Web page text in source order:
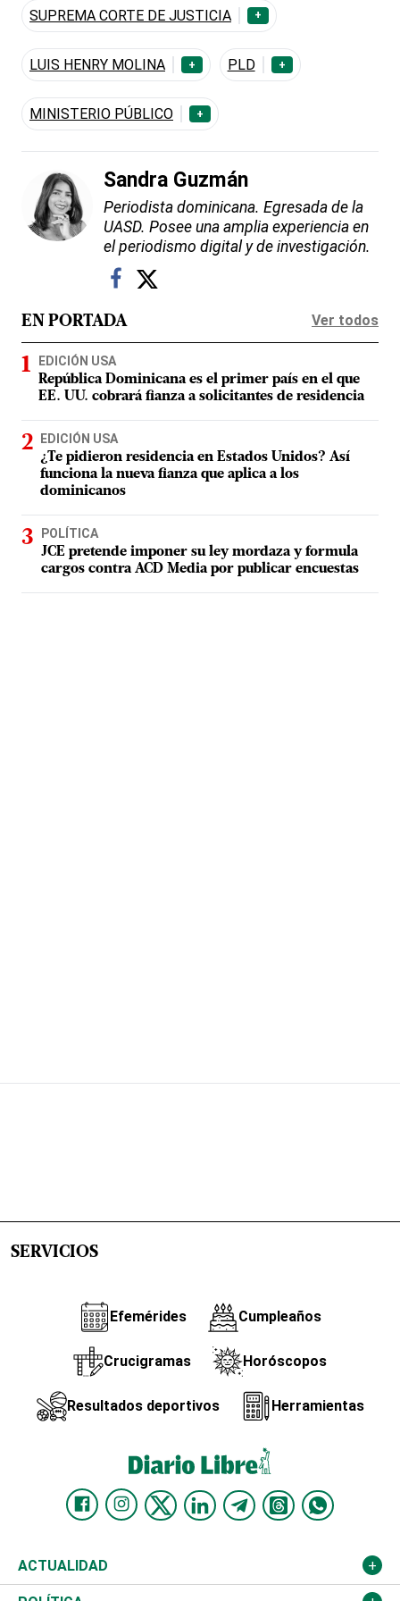
SUPREMA CORTE DE JUSTICIA +
LUIS HENRY MOLINA + PLD +
MINISTERIO PÚBLICO +
Sandra Guzmán
Periodista dominicana. Egresada de la
UASD. Posee una amplia experiencia en
el periodismo digital y de investigación.
EN PORTADA Ver todos
EDICIÓN USA
República Dominicana es el primer país en el que
EE. UU. cobrará fianza a solicitantes de residencia
EDICIÓN USA
¿Te pidieron residencia en Estados Unidos? Así
funciona la nueva fianza que aplica a los
dominicanos
POLÍTICA
JCE pretende imponer su ley mordaza y formula
cargos contra ACD Media por publicar encuestas
SERVICIOS
Efemérides Cumpleaños
Crucigramas Horóscopos
Resultados deportivos Herramientas
ACTUALIDAD